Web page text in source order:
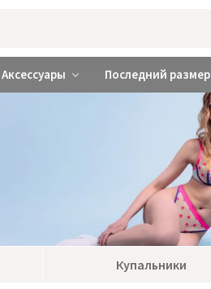
❤️ Киев и Украина
Аксессуары Последний размер
Купальники